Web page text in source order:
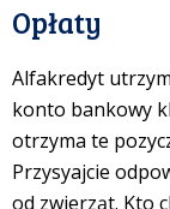
Opłaty
Alfakredyt
konto bankowy
otrzyma te
Przysyajcie
od zwierząt. Kto